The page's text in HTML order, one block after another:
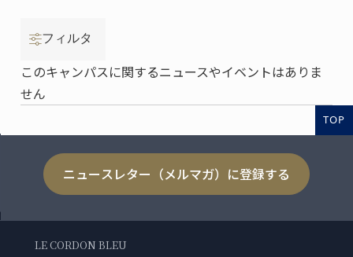
フィルタ
このキャンパスに関するニュースやイベントはありま
せん
TOP
ニュースレター（メルマガ）に登録する
LE CORDON BLEU